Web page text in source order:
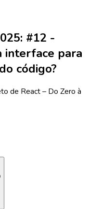
#12 -
interface para
código?
de React – Do Zero à